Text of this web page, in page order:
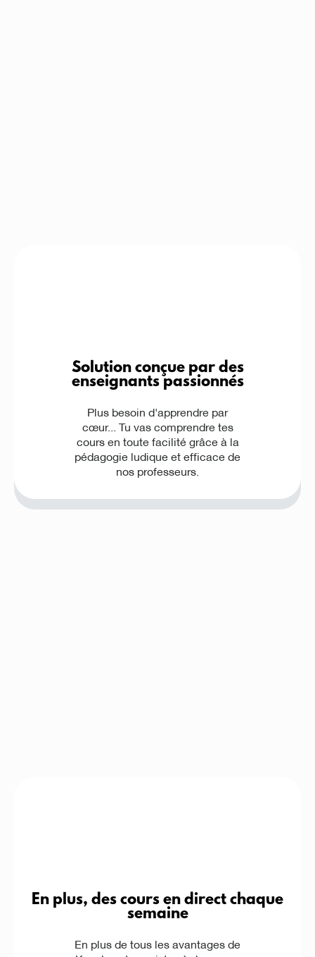
Solution conçue par des
enseignants passionnés
Plus besoin d'apprendre par
cœur... Tu vas comprendre tes
cours en toute facilité grâce à la
pédagogie ludique et efficace de
nos professeurs.
En plus, des cours en direct chaque
semaine
En plus de tous les avantages de